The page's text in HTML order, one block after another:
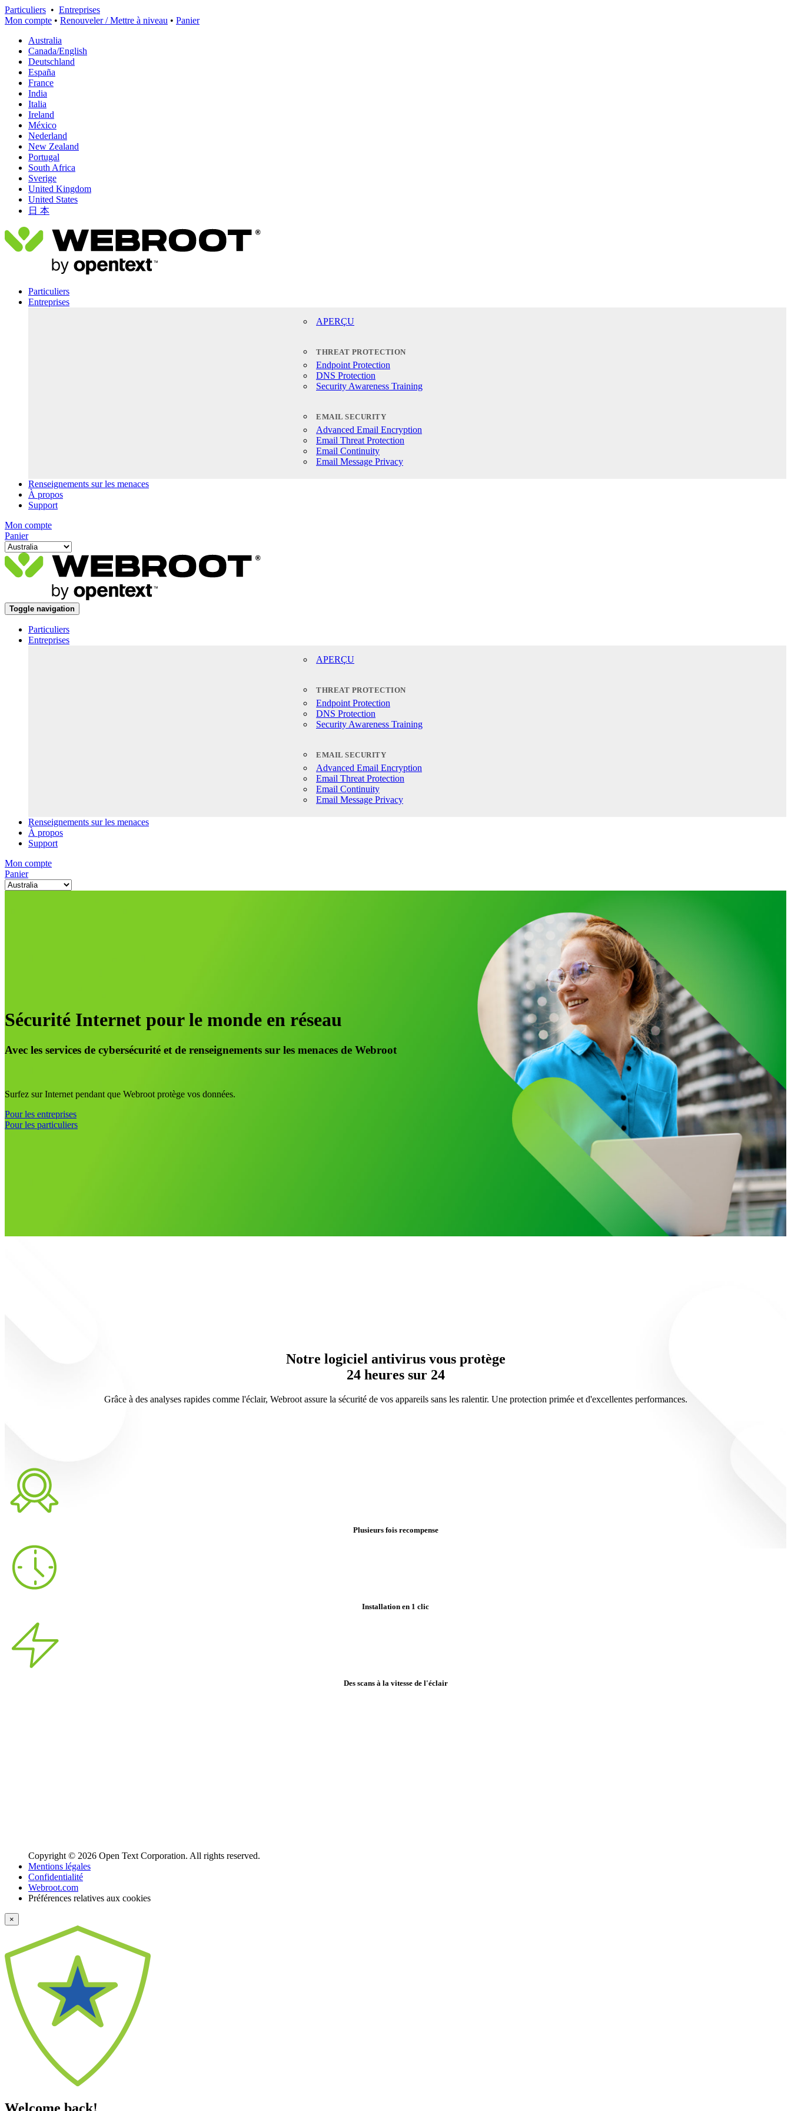
Particuliers • Entreprises
Mon compte • Renouveler / Mettre à niveau • Panier
Australia
Canada/English
Deutschland
España
France
India
Italia
Ireland
México
Nederland
New Zealand
Portugal
South Africa
Sverige
United Kingdom
United States
日 本
Particuliers
Entreprises
APERÇU
THREAT PROTECTION
Endpoint Protection
DNS Protection
Security Awareness Training
EMAIL SECURITY
Advanced Email Encryption
Email Threat Protection
Email Continuity
Email Message Privacy
Renseignements sur les menaces
À propos
Support
Mon compte
Panier
Toggle navigation
Particuliers
Entreprises
APERÇU
THREAT PROTECTION
Endpoint Protection
DNS Protection
Security Awareness Training
EMAIL SECURITY
Advanced Email Encryption
Email Threat Protection
Email Continuity
Email Message Privacy
Renseignements sur les menaces
À propos
Support
Mon compte
Panier
Sécurité Internet pour le monde en réseau
Avec les services de cybersécurité et de renseignements sur les menaces de Webroot
Surfez sur Internet pendant que Webroot protège vos données.
Pour les entreprises
Pour les particuliers
Notre logiciel antivirus vous protège
24 heures sur 24
Grâce à des analyses rapides comme l'éclair, Webroot assure la sécurité de vos appareils sans les ralentir. Une protection primée et d'excellentes performances.
Plusieurs fois recompense
Installation en 1 clic
Des scans à la vitesse de l'éclair
Copyright © 2026 Open Text Corporation. All rights reserved.
Mentions légales
Confidentialité
Webroot.com
Préférences relatives aux cookies
×